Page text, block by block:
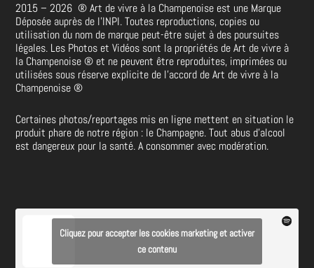
2015 – 2026®Art de vivre à la Champenoise est une Marque
Déposée auprès de l’INPI. Toutes reproductions, copies ou
utilisation du nom de marque peut-être sujet à des poursuites
légales. Les Photos et Vidéos sont la propriétés de Art de vivre à
la Champenoise® et ne peuvent être reproduites, imprimées ou
utilisées sous réserve explicite de l’accord de Art de vivre à la
Champenoise®
Certaines photos/reportages mis en ligne mettent en situation le
produit phare de notre région : le Champagne. Tout abus d’alcool
est dangereux pour la santé. A consommer avec modération.
Cliquez pour accepter les cookies marketing et activer
ce contenu